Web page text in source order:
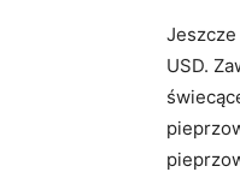
USD.